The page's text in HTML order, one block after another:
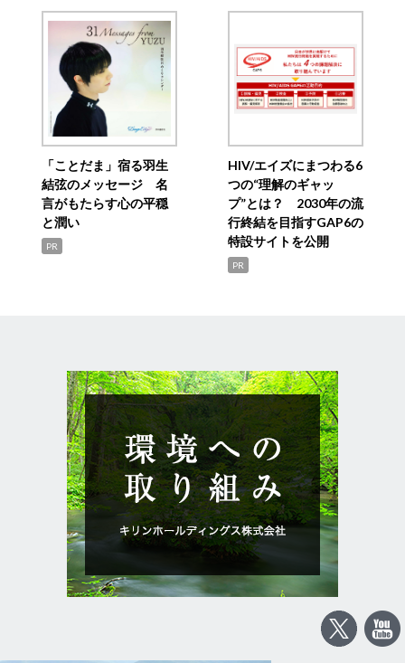
「ことだま」宿る羽生
結弦のメッセージ 名
言がもたらす心の平穏
と潤い
PR
HIV/エイズにまつわる6
つの“理解のギャッ
プ”とは？ 2030年の流
行終結を目指すGAP6の
特設サイトを公開
PR